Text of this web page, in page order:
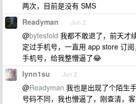
两次，目前是没有 SMS
Readyman Jun 2
@bytesfold 我都不敢退了，前天
定过手机号，一直用 app store 订
手机号，给我整懵逼了😂
lynn1su Jun 2
@Readyman 我也是出现了个陌生
号码不同，我也懵逼了，刚查清，